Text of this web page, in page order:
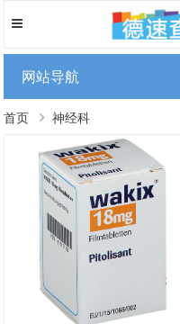
网站导航
首页 神经科